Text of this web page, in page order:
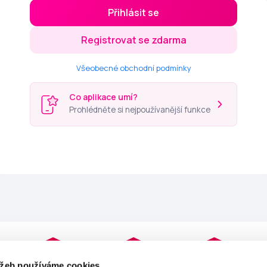
Přihlásit se
Registrovat se zdarma
Všeobecné obchodní podmínky
Co aplikace umí?
Prohlédněte si nejpoužívanější funkce